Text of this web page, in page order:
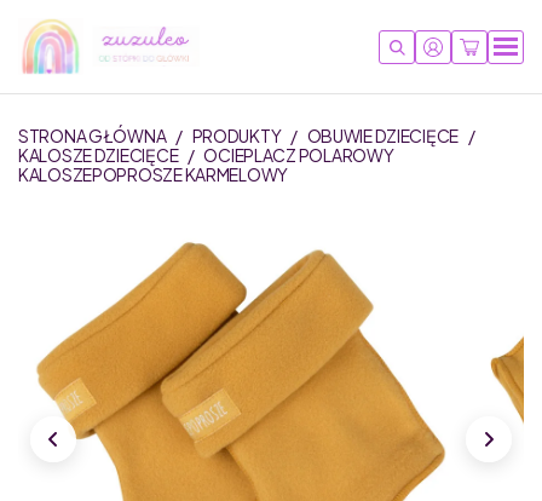
STRONA GŁÓWNA / PRODUKTY / OBUWIE DZIECIĘCE /
KALOSZE DZIECIĘCE / OCIEPLACZ POLAROWY
KALOSZEPOPROSZE KARMELOWY